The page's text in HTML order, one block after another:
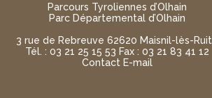
Parcours Tyroliennes d’Olhain
Parc Départemental d’Olhain
3 rue de Rebreuve 62620 Maisnil-lès-
Tél. : 03 21 25 15 53 Fax : 03 21 83 41 12
Contact E-mail